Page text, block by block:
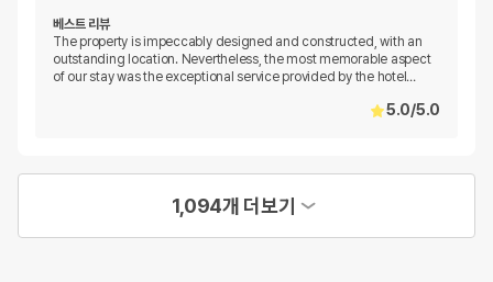
베스트 리뷰
The property is impeccably designed and constructed, with an
outstanding location. Nevertheless, the most memorable aspect
of our stay was the exceptional service provided by the hotel …
5.0/5.0
1,094개 더보기